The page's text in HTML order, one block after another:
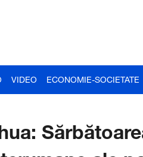
VIDEO ECONOMIE-SOCIETATE